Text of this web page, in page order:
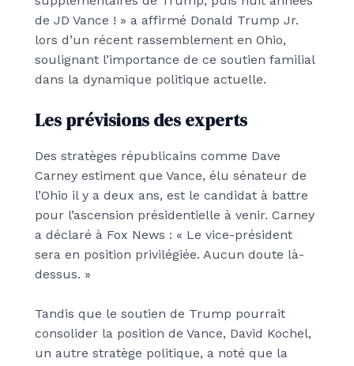
de JD Vance ! » a affirmé Donald Trump Jr.
lors d’un récent rassemblement en Ohio,
soulignant l’importance de ce soutien familial
dans la dynamique politique actuelle.
Les prévisions des experts
Des stratèges républicains comme Dave
Carney estiment que Vance, élu sénateur de
l’Ohio il y a deux ans, est le candidat à battre
pour l’ascension présidentielle à venir. Carney
a déclaré à Fox News : « Le vice-président
sera en position privilégiée. Aucun doute là-
dessus. »
Tandis que le soutien de Trump pourrait
consolider la position de Vance, David Kochel,
un autre stratège politique, a noté que la